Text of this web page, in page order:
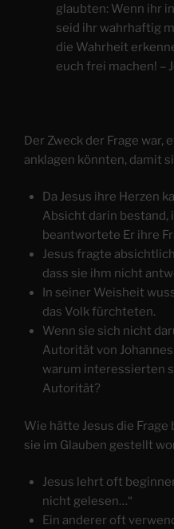
glaubten: Wenn ihr
seid ihr wahrhaftig
die Wahrheit
euch frei machen! –
Der Zweck der Frage war,
anklagen könnten, damit
Da Jesus ihre Herzen
Absicht darin bestand,
beantwortete Er ihre
Jesus fragte
dass sie ihm nicht
In seiner Weisheit
das Volk fürchteten.
Wenn sie sich nicht
Autorität von
warum interessierten
Autorität?
Wie hätte Jesus die
sie im Glauben gestellt
Jesus lehrt oft
nicht gelesen…“
Ein anderer oft